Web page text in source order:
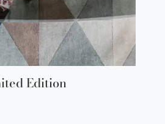
Edition